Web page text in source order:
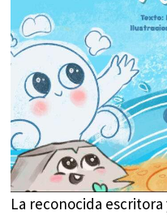
La reconocida